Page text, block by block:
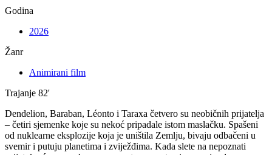
Godina
2026
Žanr
Animirani film
Trajanje 82'
Dendelion, Baraban, Léonto i Taraxa četvero su neobičnih prijatelja
– četiri sjemenke koje su nekoć pripadale istom maslačku. Spašeni
od nuklearne eksplozije koja je uništila Zemlju, bivaju odbačeni u
svemir i putuju planetima i zviježđima. Kada slete na nepoznati